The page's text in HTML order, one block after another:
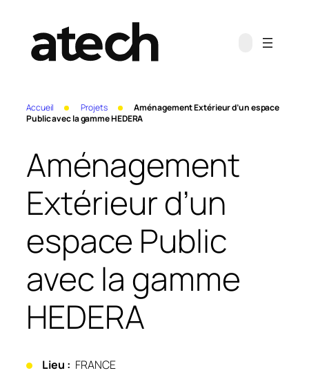
contenu
Accueil Projets
Aménagement Extérieur d’un espace
Public avec la gamme HEDERA
Aménagement
Extérieur d’un
espace Public
avec la gamme
HEDERA
Lieu : FRANCE